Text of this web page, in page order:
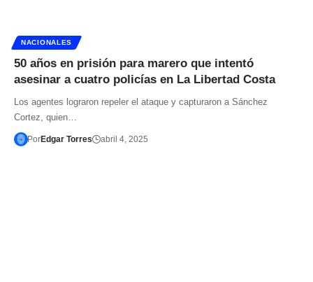
NACIONALES
50 años en prisión para marero que intentó
asesinar a cuatro policías en La Libertad Costa
Los agentes lograron repeler el ataque y capturaron a Sánchez
Cortez, quien…
PorEdgar Torres abril 4, 2025